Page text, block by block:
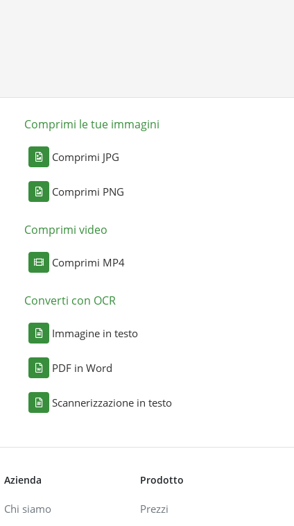
Comprimi le tue immagini
Comprimi JPG
Comprimi PNG
Comprimi video
Comprimi MP4
Converti con OCR
Immagine in testo
PDF in Word
Scannerizzazione in testo
Azienda
Chi siamo
Prodotto
Prezzi